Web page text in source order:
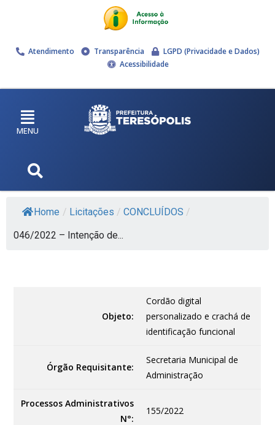
Atendimento Transparência
LGPD (Privacidade e Dados)
Acessibilidade
MENU
Home / Licitações / CONCLUÍDOS /
046/2022 – Intenção de...
Objeto:
Cordão digital
personalizado e crachá de
identificação funcional
Órgão Requisitante:
Secretaria Municipal de
Administração
Processos Administrativos
N°:
155/2022